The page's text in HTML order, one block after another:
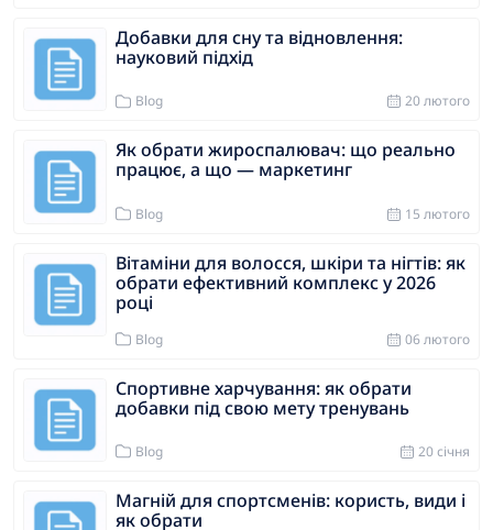
Добавки для сну та відновлення:
науковий підхід
Blog 20 лютого
Як обрати жироспалювач: що реально
працює, а що — маркетинг
Blog 15 лютого
Вітаміни для волосся, шкіри та нігтів: як
обрати ефективний комплекс у 2026
році
Blog 06 лютого
Спортивне харчування: як обрати
добавки під свою мету тренувань
Blog 20 cічня
Магній для спортсменів: користь, види і
як обрати